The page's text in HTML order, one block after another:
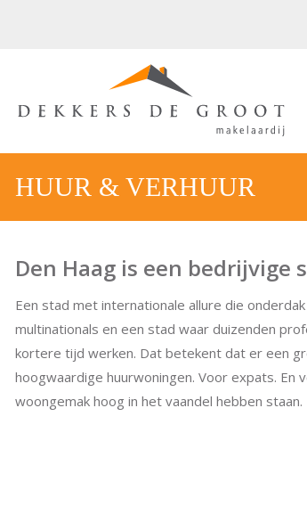
HUUR & VERHUUR
Den Haag is een bedrijvige
Een stad met internationale allure die
multinationals en een stad waar duizenden
kortere tijd werken. Dat betekent dat er een
hoogwaardige huurwoningen. Voor expats.
woongemak hoog in het vaandel hebben staan.